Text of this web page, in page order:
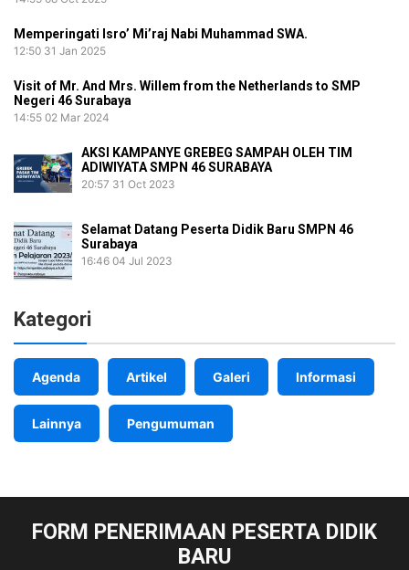
Memperingati Isro’ Mi’raj Nabi Muhammad SWA.
12:50 31 Jan 2025
Visit of Mr. And Mrs. Willem from the Netherlands to SMP
Negeri 46 Surabaya
14:55 02 Mar 2024
AKSI KAMPANYE GREBEG SAMPAH OLEH TIM
ADIWIYATA SMPN 46 SURABAYA
20:57 31 Oct 2023
Selamat Datang Peserta Didik Baru SMPN 46
Surabaya
16:46 04 Jul 2023
Kategori
Agenda Artikel Galeri Informasi
Lainnya Pengumuman
FORM PENERIMAAN PESERTA DIDIK
BARU